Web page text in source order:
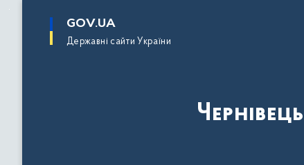
основного
GOV.UA
Державні сайти України